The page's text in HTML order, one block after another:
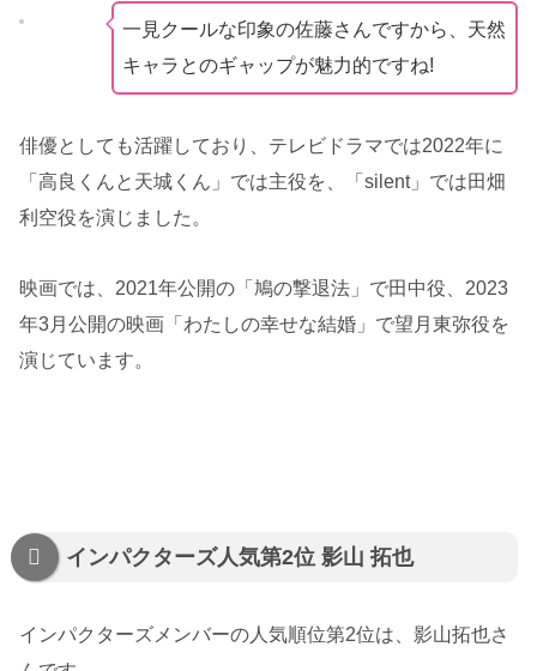
一見クールな印象の佐藤さんですから、天然
キャラとのギャップが魅力的ですね!
俳優としても活躍しており、テレビドラマでは2022年に
「高良くんと天城くん」では主役を、「silent」では田畑
利空役を演じました。
映画では、2021年公開の「鳩の撃退法」で田中役、2023
年3月公開の映画「わたしの幸せな結婚」で望月東弥役を
演じています。
インパクターズ人気第2位 影山 拓也
インパクターズメンバーの人気順位第2位は、影山拓也さ